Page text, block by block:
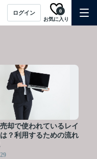
ログイン
お気に入り
0
却で使われているレイ
？利用するための流れ